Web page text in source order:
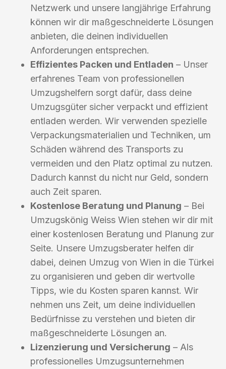
Netzwerk und unsere langjährige Erfahrung
können wir dir maßgeschneiderte Lösungen
anbieten, die deinen individuellen
Anforderungen entsprechen.
Effizientes Packen und Entladen – Unser
erfahrenes Team von professionellen
Umzugshelfern sorgt dafür, dass deine
Umzugsgüter sicher verpackt und effizient
entladen werden. Wir verwenden spezielle
Verpackungsmaterialien und Techniken, um
Schäden während des Transports zu
vermeiden und den Platz optimal zu nutzen.
Dadurch kannst du nicht nur Geld, sondern
auch Zeit sparen.
Kostenlose Beratung und Planung – Bei
Umzugskönig Weiss Wien stehen wir dir mit
einer kostenlosen Beratung und Planung zur
Seite. Unsere Umzugsberater helfen dir
dabei, deinen Umzug von Wien in die Türkei
zu organisieren und geben dir wertvolle
Tipps, wie du Kosten sparen kannst. Wir
nehmen uns Zeit, um deine individuellen
Bedürfnisse zu verstehen und bieten dir
maßgeschneiderte Lösungen an.
Lizenzierung und Versicherung – Als
professionelles Umzugsunternehmen